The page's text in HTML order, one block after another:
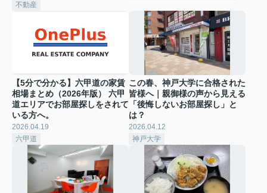
不動産
【5分で分かる】六甲道の家賃
相場まとめ（2026年版） 六甲
道エリアでお部屋探しをされて
いる方へ。
2026.04.19
六甲道
この春、神戸大学に合格された
皆様へ｜親御様の声から見える
「後悔しないお部屋探し」と
は？
2026.04.12
神戸大学